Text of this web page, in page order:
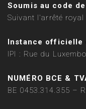
Soumis au code
Suivant l'arrêté
Instance officielle
IPI : Rue du
NUMÉRO BCE &
BE 0453.314.355 –